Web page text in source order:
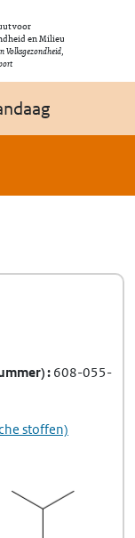
voor
en Milieu
Volksgezondheid,
608-055-
stoffen)